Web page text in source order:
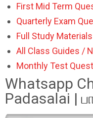
First Mid Term
Quarterly Exam
Full Study
All Class Guides /
Monthly Test
Whatsapp
Padasalai |